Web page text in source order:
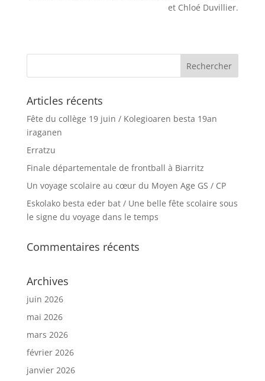
et Chloé Duvillier.
Articles récents
Fête du collège 19 juin / Kolegioaren besta 19an
iraganen
Erratzu
Finale départementale de frontball à Biarritz
Un voyage scolaire au cœur du Moyen Age GS / CP
Eskolako besta eder bat / Une belle fête scolaire sous
le signe du voyage dans le temps
Commentaires récents
Archives
juin 2026
mai 2026
mars 2026
février 2026
janvier 2026